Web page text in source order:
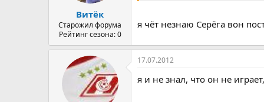
Витёк
Старожил форума
Рейтинг сезона: 0
я чёт незнаю Серёга вон
17.07.2012
я и не знал, что он не